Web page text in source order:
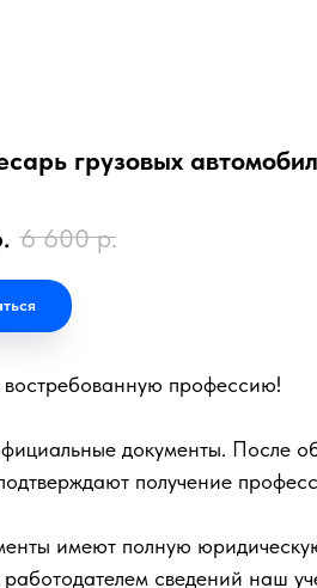
грузовых
6 600 р.
востребованную профессию!
документы. После
получение
имеют полную
работодателем сведений наш